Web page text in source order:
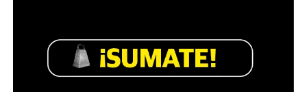
mamá de Lucía Pérez
“Estamos como el día 1”. La frase de la madre de la joven
asesinada en 2016 remite a aquel año: cuando